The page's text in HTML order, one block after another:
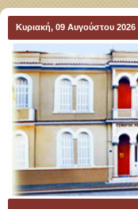
Κυριακή, 09 Αυγούστου 2026